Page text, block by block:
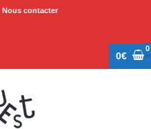
Nous contacter
0€